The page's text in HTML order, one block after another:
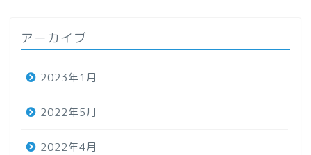
アーカイブ
2023年1月
2022年5月
2022年4月